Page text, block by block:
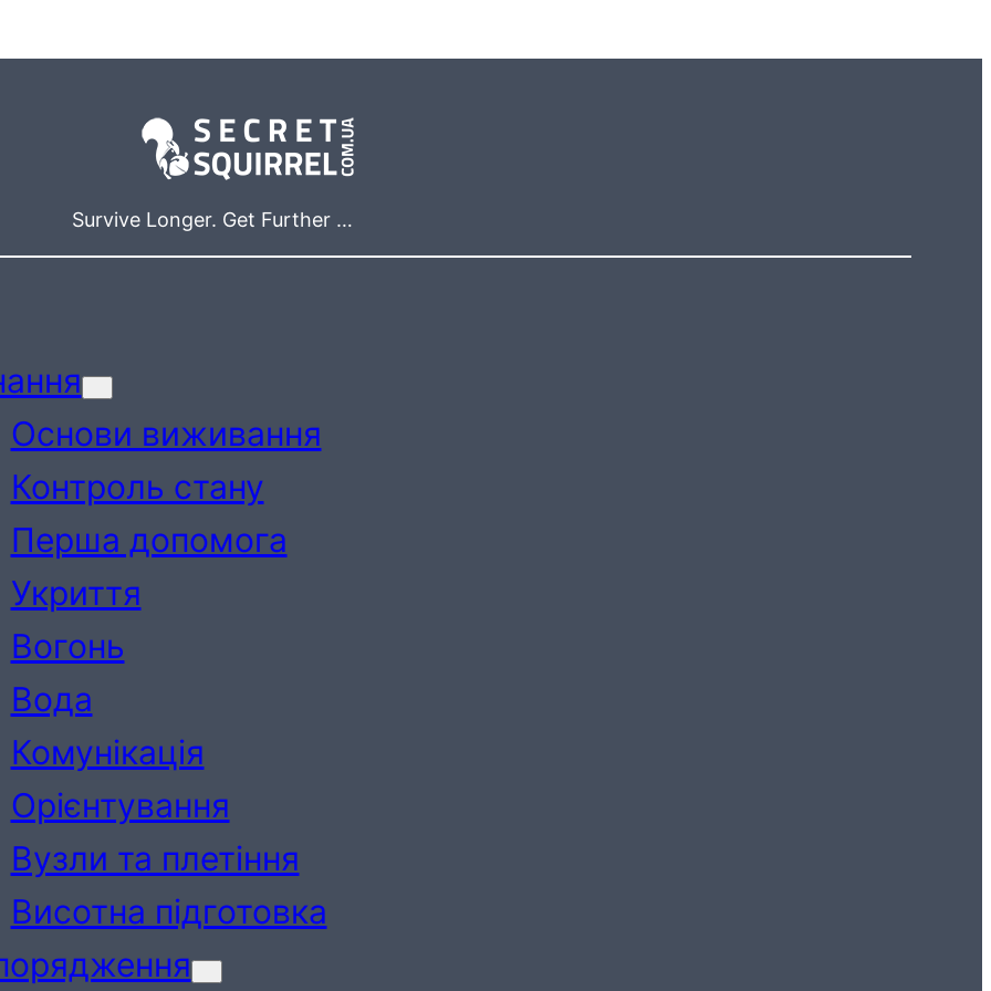
Survive Longer. Get Further …
Основи виживання
Контроль стану
Перша допомога
Укриття
Вогонь
Вода
Комунікація
Орієнтування
Вузли та плетіння
Висотна підготовка